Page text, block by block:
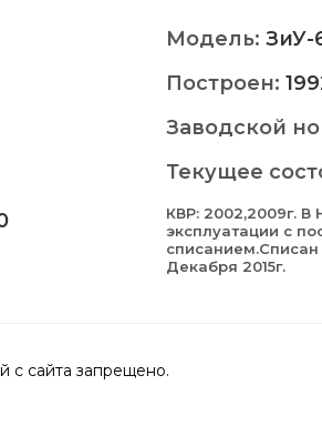
Модель: ЗиУ-
Построен:
Заводской
Текущее
КВР: 2002,2009г. В
эксплуатации с
списанием.Списан
Декабря 2015г.
с сайта запрещено.